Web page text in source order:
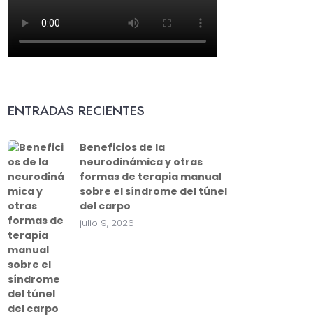
ENTRADAS RECIENTES
Beneficios de la
neurodinámica y otras
formas de terapia manual
sobre el síndrome del túnel
del carpo
julio 9, 2026